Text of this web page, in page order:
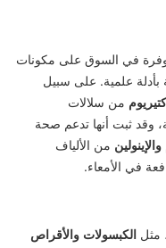
في السوق على مكونات
بأدلة علمية. على سبيل
من سلالات
وقد ثبت أنها تدعم صحة
والإينولين من الألياف
في الأمعاء.
مثل الكبسولات والأقراص